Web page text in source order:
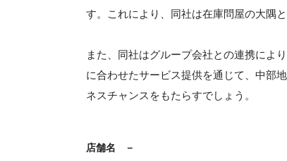
す。これにより、同社は在庫問屋の大隅
また、同社はグループ会社との連携によ
に合わせたサービス提供を通じて、中部
ネスチャンスをもたらすでしょう。
店舗名 －